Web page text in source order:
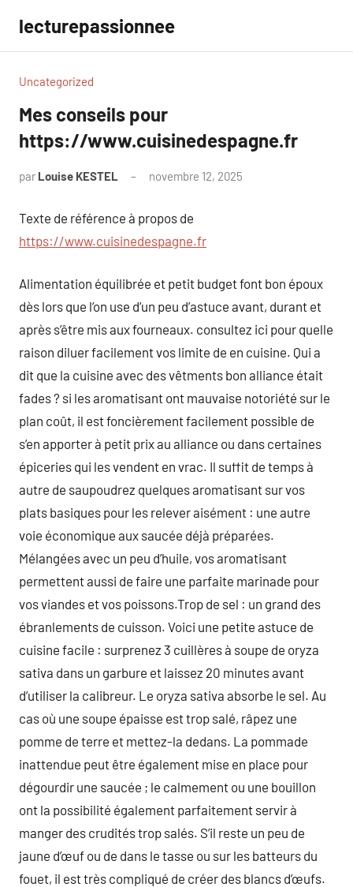
contenu
lecturepassionnee
Uncategorized
Mes conseils pour
https://www.cuisinedespagne.fr
par Louise KESTEL novembre 12, 2025
Texte de référence à propos de
https://www.cuisinedespagne.fr
Alimentation équilibrée et petit budget font bon époux
dès lors que l’on use d’un peu d’astuce avant, durant et
après s’être mis aux fourneaux. consultez ici pour quelle
raison diluer facilement vos limite de en cuisine. Qui a
dit que la cuisine avec des vêtments bon alliance était
fades ? si les aromatisant ont mauvaise notoriété sur le
plan coût, il est foncièrement facilement possible de
s’en apporter à petit prix au alliance ou dans certaines
épiceries qui les vendent en vrac. Il suffit de temps à
autre de saupoudrez quelques aromatisant sur vos
plats basiques pour les relever aisément : une autre
voie économique aux saucée déjà préparées.
Mélangées avec un peu d’huile, vos aromatisant
permettent aussi de faire une parfaite marinade pour
vos viandes et vos poissons.Trop de sel : un grand des
ébranlements de cuisson. Voici une petite astuce de
cuisine facile : surprenez 3 cuillères à soupe de oryza
sativa dans un garbure et laissez 20 minutes avant
d’utiliser la calibreur. Le oryza sativa absorbe le sel. Au
cas où une soupe épaisse est trop salé, râpez une
pomme de terre et mettez-la dedans. La pommade
inattendue peut être également mise en place pour
dégourdir une saucée ; le calmement ou une bouillon
ont la possibilité également parfaitement servir à
manger des crudités trop salés. S’il reste un peu de
jaune d’œuf ou de dans le tasse ou sur les batteurs du
fouet, il est très compliqué de créer des blancs d’œufs.